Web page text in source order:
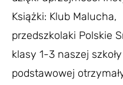
Książki: Klub Malucha,
przedszkolaki Polskie
klasy 1-3 naszej szkoły
podstawowej